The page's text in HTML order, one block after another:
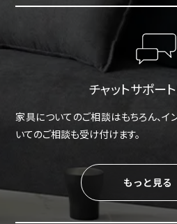
チャットサポー
家具についてのご相談はもちろん、イ
いてのご相談も受け付けます。
もっと見る